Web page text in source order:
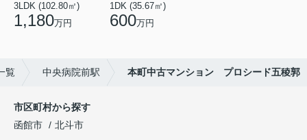
3LDK (102.80㎡)
1,180万円
1DK (35.67㎡)
600万円
覧 中央病院前駅 本町中古マンション プロシード五稜郭
市区町村から探す
函館市
北斗市